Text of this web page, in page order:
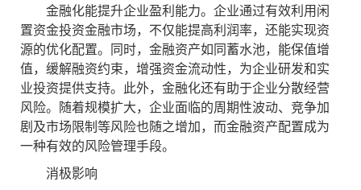
金融化能提升企业盈利能力。企业通过有效利用闲
置资金投资金融市场，不仅能提高利润率，还能实现资
源的优化配置。同时，金融资产如同蓄水池，能保值增
值，缓解融资约束，增强资金流动性，为企业研发和实
业投资提供支持。此外，金融化还有助于企业分散经营
风险。随着规模扩大，企业面临的周期性波动、竞争加
剧及市场限制等风险也随之增加，而金融资产配置成为
一种有效的风险管理手段。
消极影响